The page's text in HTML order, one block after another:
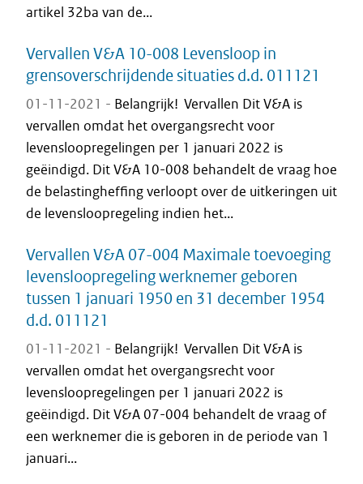
artikel 32ba van de...
Vervallen V&A 10-008 Levensloop in
grensoverschrijdende situaties d.d. 011121
01-11-2021 - Belangrijk! Vervallen Dit V&A is
vervallen omdat het overgangsrecht voor
levensloopregelingen per 1 januari 2022 is
geëindigd. Dit V&A 10-008 behandelt de vraag hoe
de belastingheffing verloopt over de uitkeringen uit
de levensloopregeling indien het...
Vervallen V&A 07-004 Maximale toevoeging
levensloopregeling werknemer geboren
tussen 1 januari 1950 en 31 december 1954
d.d. 011121
01-11-2021 - Belangrijk! Vervallen Dit V&A is
vervallen omdat het overgangsrecht voor
levensloopregelingen per 1 januari 2022 is
geëindigd. Dit V&A 07-004 behandelt de vraag of
een werknemer die is geboren in de periode van 1
januari...